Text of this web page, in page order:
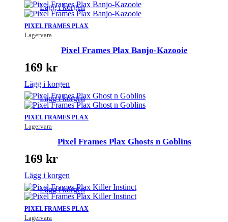
PIXEL FRAMES PLAX
Lagervara
Lägg i korgen
Pixel Frames Plax Banjo-Kazooie
169 kr
Lägg i korgen
PIXEL FRAMES PLAX
Lagervara
Lägg i korgen
Pixel Frames Plax Ghosts n Goblins
169 kr
Lägg i korgen
PIXEL FRAMES PLAX
Lagervara
Lägg i korgen